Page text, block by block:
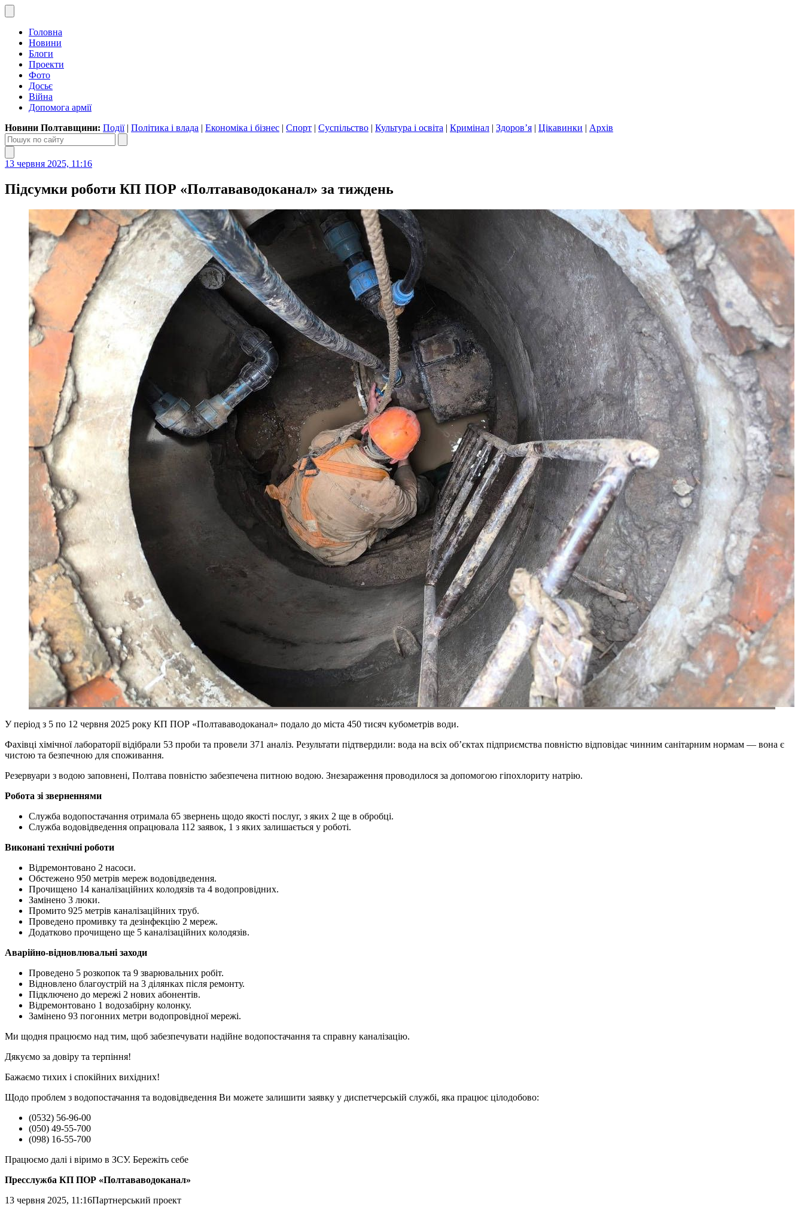
Головна
Новини
Блоги
Проекти
Фото
Досьє
Війна
Допомога армії
Новини Полтавщини: Події| Політика і влада | Економіка і бізнес | Спорт | Суспільство | Культура і освіта | Кримінал | Здоров’я | Цікавинки | Архів
13 червня 2025, 11:16
Підсумки роботи КП ПОР «Полтававодоканал» за тиждень
У період з 5 по 12 червня 2025 року КП ПОР «Полтававодоканал» подало до міста 450 тисяч кубометрів води.
Фахівці хімічної лабораторії відібрали 53 проби та провели 371 аналіз. Результати підтвердили: вода на всіх об’єктах підприємства повністю відповідає чинним санітарним нормам — вона є
чистою та безпечною для споживання.
Резервуари з водою заповнені, Полтава повністю забезпечена питною водою. Знезараження проводилося за допомогою гіпохлориту натрію.
Робота зі зверненнями
Служба водопостачання отримала 65 звернень щодо якості послуг, з яких 2 ще в обробці.
Служба водовідведення опрацювала 112 заявок, 1 з яких залишається у роботі.
Виконані технічні роботи
Відремонтовано 2 насоси.
Обстежено 950 метрів мереж водовідведення.
Прочищено 14 каналізаційних колодязів та 4 водопровідних.
Замінено 3 люки.
Промито 925 метрів каналізаційних труб.
Проведено промивку та дезінфекцію 2 мереж.
Додатково прочищено ще 5 каналізаційних колодязів.
Аварійно-відновлювальні заходи
Проведено 5 розкопок та 9 зварювальних робіт.
Відновлено благоустрій на 3 ділянках після ремонту.
Підключено до мережі 2 нових абонентів.
Відремонтовано 1 водозабірну колонку.
Замінено 93 погонних метри водопровідної мережі.
Ми щодня працюємо над тим, щоб забезпечувати надійне водопостачання та справну каналізацію.
Дякуємо за довіру та терпіння!
Бажаємо тихих і спокійних вихідних!
Щодо проблем з водопостачання та водовідведення Ви можете залишити заявку у диспетчерській службі, яка працює цілодобово:
(0532) 56-96-00
(050) 49-55-700
(098) 16-55-700
Працюємо далі і віримо в ЗСУ. Бережіть себе
Пресслужба КП ПОР «Полтававодоканал»
13 червня 2025, 11:16Партнерський проект